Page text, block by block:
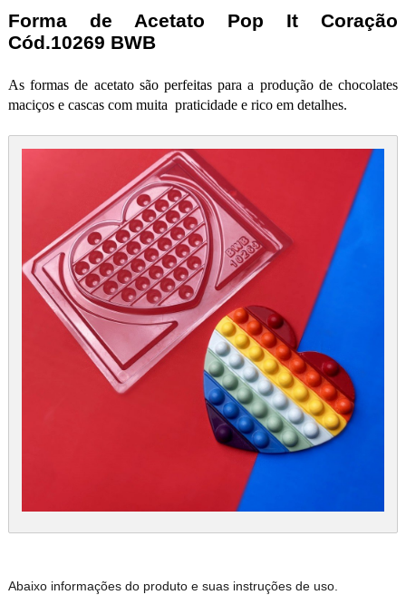
Forma de Acetato Pop It Coração
Cód.10269 BWB
As formas de acetato são perfeitas para a produção de chocolates
maciços e cascas com muita praticidade e rico em detalhes.
Abaixo informações do produto e suas instruções de uso.